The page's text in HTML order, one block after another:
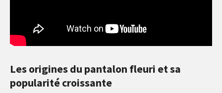
Les origines du pantalon fleuri et sa
popularité croissante